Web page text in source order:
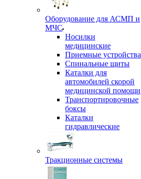
Оборудование для АСМП и
МЧС
Носилки
медицинские
Приемные устройства
Спинальные щиты
Каталки для
автомобилей скорой
медицинской помощи
Транспортировочные
боксы
Каталки
гидравлические
Тракционные системы